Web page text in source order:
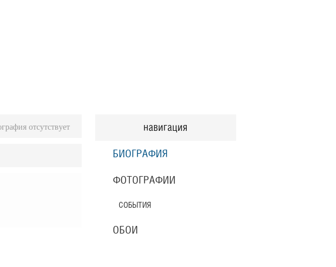
навигация
БИОГРАФИЯ
ФОТОГРАФИИ
СОБЫТИЯ
ОБОИ
отсутствует